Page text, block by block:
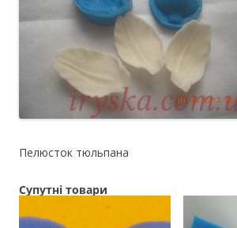
Пелюсток тюльпана
Супутні товари